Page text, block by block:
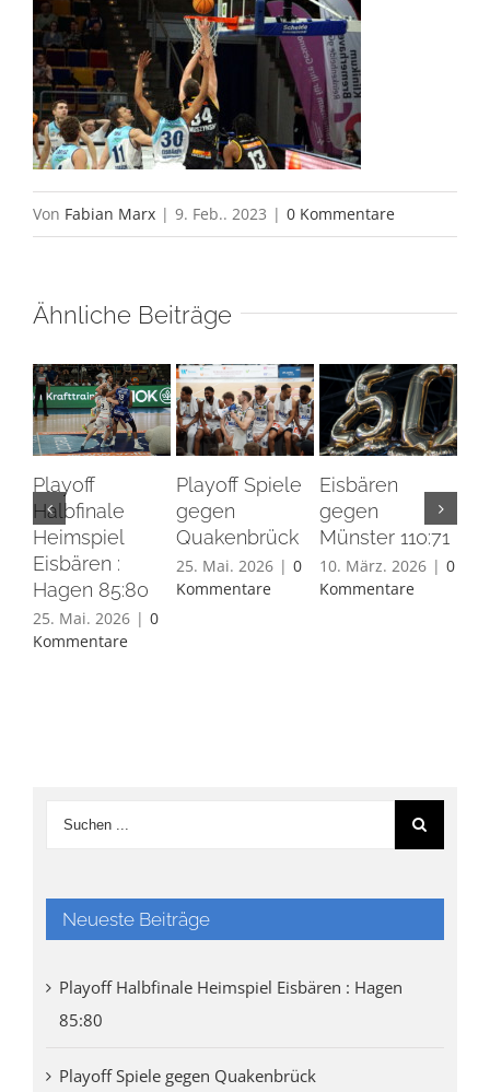
Von Fabian Marx | 9. Feb.. 2023 | 0 Kommentare
Ähnliche Beiträge
Playoff
Halbfinale
Heimspiel
Eisbären :
Hagen 85:80
25. Mai. 2026 | 0
Kommentare
Playoff Spiele
gegen
Quakenbrück
25. Mai. 2026 | 0
Kommentare
Eisbären
gegen
Münster 110:71
10. März. 2026 | 0
Kommentare
Neueste Beiträge
Playoff Halbfinale Heimspiel Eisbären : Hagen
85:80
Playoff Spiele gegen Quakenbrück